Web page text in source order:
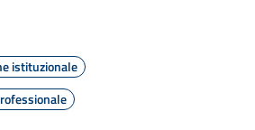
istituzionale